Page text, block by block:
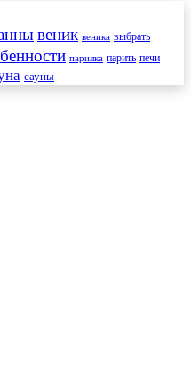
веник веника выбрать
парилка парить печи
сауны